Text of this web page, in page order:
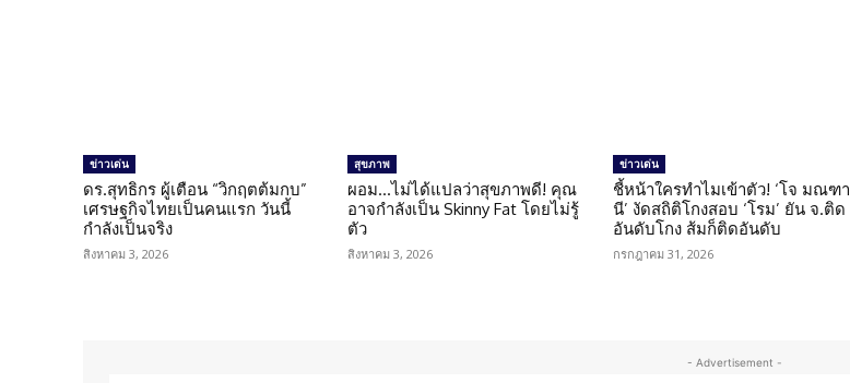
ข่าวเด่น
ดร.สุทธิกร ผู้เตือน “วิกฤตต้มกบ”
เศรษฐกิจไทยเป็นคนแรก วันนี้
กำลังเป็นจริง
สิงหาคม 3, 2026
สุขภาพ
ผอม…ไม่ได้แปลว่าสุขภาพดี! คุณ
อาจกำลังเป็น Skinny Fat โดยไม่รู้
ตัว
สิงหาคม 3, 2026
ข่าวเด่น
ชี้หน้าใครทำไมเข้าตัว! ‘โจ มณฑา
นี’ งัดสถิติโกงสอบ ‘โรม’ ยัน จ.ติด
อันดับโกง ส้มก็ติดอันดับ
กรกฎาคม 31, 2026
- Advertisement -